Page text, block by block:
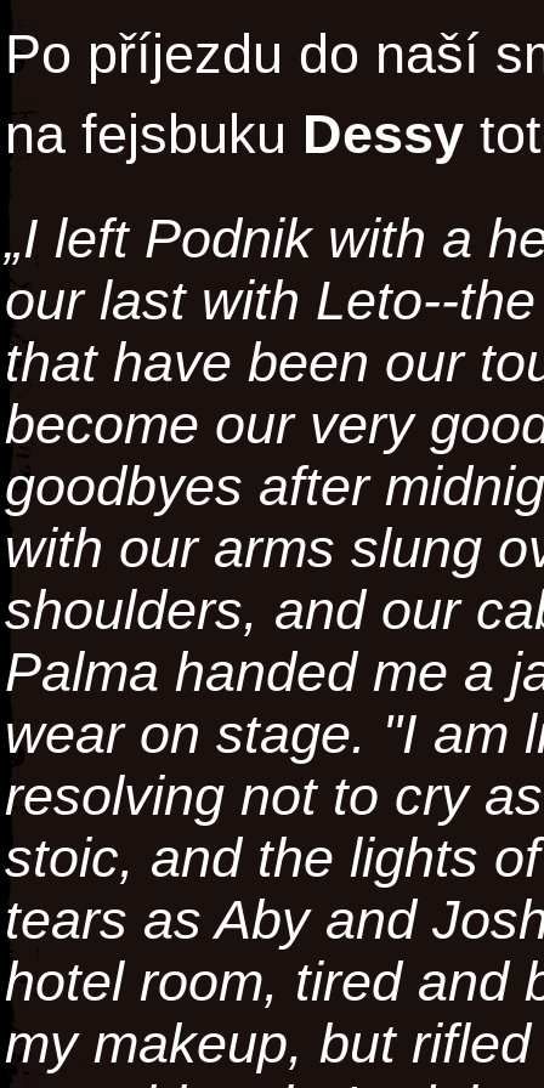
Po příjezdu do naší
na fejsbuku Dessy
„I left Podnik with a
our last with Leto--
that have been our
become our very
goodbyes after
with our arms slung
shoulders, and our
Palma handed me a
wear on stage. "I am
resolving not to cry
stoic, and the lights
tears as Aby and
hotel room, tired and
my makeup, but